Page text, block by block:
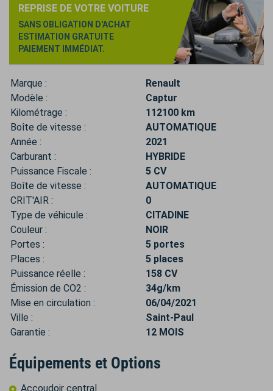
REPRISE DE VOTRE VOITURE
SANS OBLIGATION D'ACHAT
ESTIMATION GRATUITE
PAIEMENT IMMÉDIAT.
Marque :
Renault
Modèle :
Captur
Kilométrage :
112100 km
Boîte de vitesse :
AUTOMATIQUE
Année :
2021
Carburant :
HYBRIDE
Puissance Fiscale :
5 CV
Boîte de vitesse :
AUTOMATIQUE
CRIT'AIR :
0
Type de véhicule :
CITADINE
Couleur :
NOIR
Portes :
5 portes
Places :
5 places
Puissance réelle :
158 CV
Émission de CO2 :
34g/km
Mise en circulation :
06/04/2021
Ville :
Saint-Paul
Garantie :
12 MOIS
Équipements et Options
Accoudoir central